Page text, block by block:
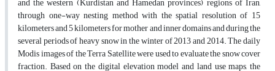
through one-way nesting method with the spatial resolution of 15
kilometers and 5 kilometers for mother and inner domains and during the
several periods of heavy snow in the winter of 2013 and 2014. The daily
Modis images of the Terra Satellite were used to evaluate the snow cover
fraction. Based on the digital elevation model and land use maps, the